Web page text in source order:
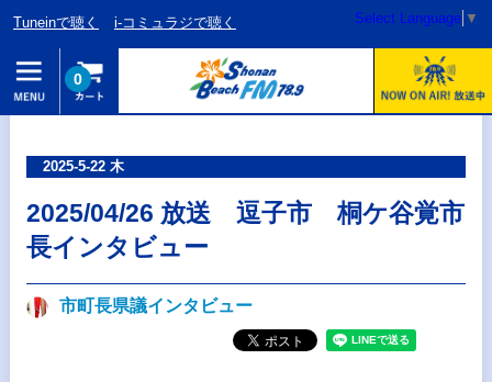
Tuneinで聴く i-コミュラジで聴く Select Language ▼
0
2025-5-22 木
2025/04/26 放送 逗子市 桐ケ谷覚市
長インタビュー
市町長県議インタビュー